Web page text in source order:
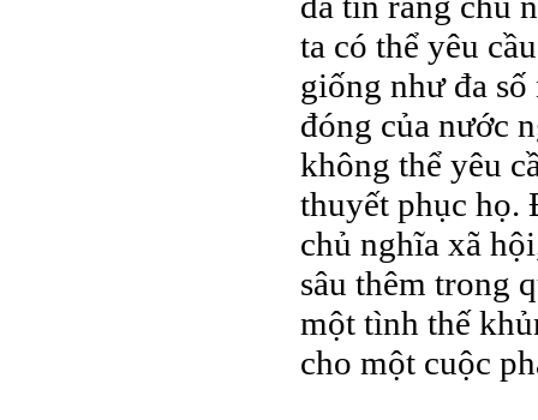
ta có thể yêu
giống như đa
đóng của nước
không thể yêu
thuyết phục họ.
chủ nghĩa xã
sâu thêm trong
một tình thế
cho một cuộc